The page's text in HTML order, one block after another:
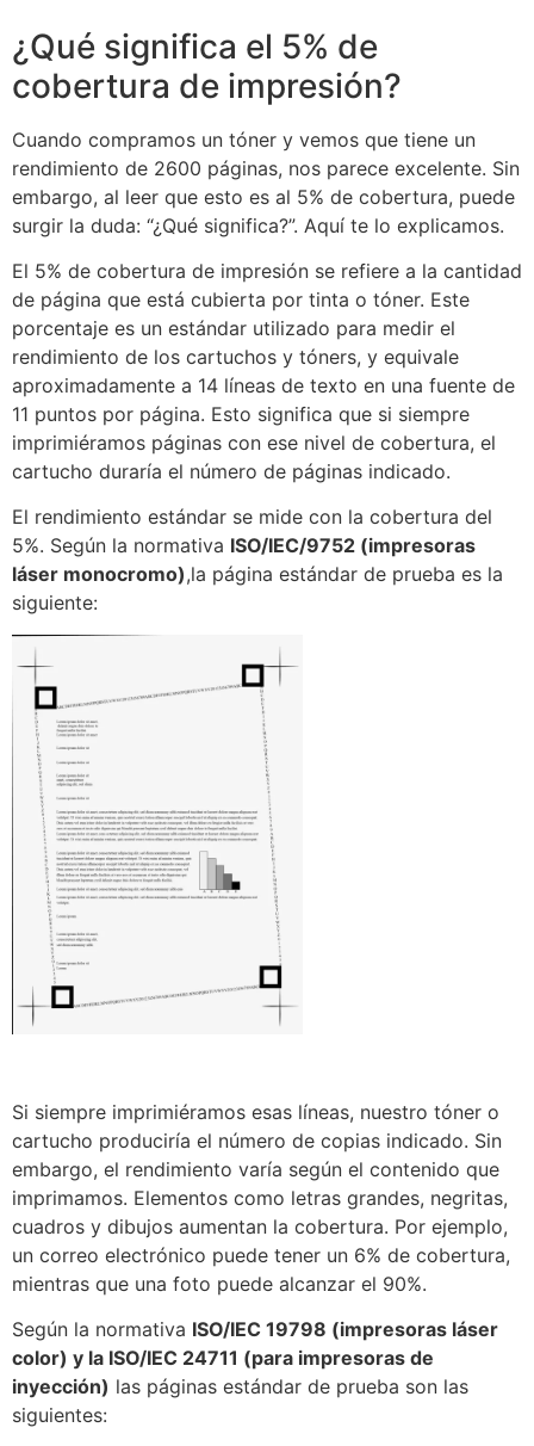
¿Qué significa el 5% de
cobertura de impresión?
Cuando compramos un tóner y vemos que tiene un
rendimiento de 2600 páginas, nos parece excelente. Sin
embargo, al leer que esto es al 5% de cobertura, puede
surgir la duda: “¿Qué significa?”. Aquí te lo explicamos.
El 5% de cobertura de impresión se refiere a la cantidad
de página que está cubierta por tinta o tóner. Este
porcentaje es un estándar utilizado para medir el
rendimiento de los cartuchos y tóners, y equivale
aproximadamente a 14 líneas de texto en una fuente de
11 puntos por página. Esto significa que si siempre
imprimiéramos páginas con ese nivel de cobertura, el
cartucho duraría el número de páginas indicado.
El rendimiento estándar se mide con la cobertura del
5%. Según la normativa ISO/IEC/9752 (impresoras
láser monocromo),la página estándar de prueba es la
siguiente:
Si siempre imprimiéramos esas líneas, nuestro tóner o
cartucho produciría el número de copias indicado. Sin
embargo, el rendimiento varía según el contenido que
imprimamos. Elementos como letras grandes, negritas,
cuadros y dibujos aumentan la cobertura. Por ejemplo,
un correo electrónico puede tener un 6% de cobertura,
mientras que una foto puede alcanzar el 90%.
Según la normativa ISO/IEC 19798 (impresoras láser
color) y la ISO/IEC 24711 (para impresoras de
inyección) las páginas estándar de prueba son las
siguientes: